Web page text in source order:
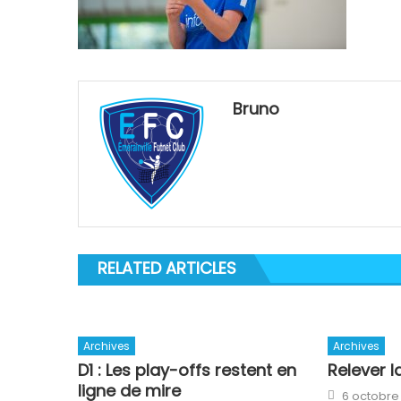
Bruno
RELATED ARTICLES
Archives
D1 : Les play-offs restent en
ligne de mire
Archives
Relever
Posted
6 octobre